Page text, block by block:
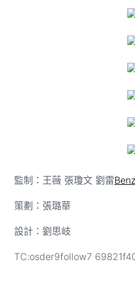
監制：王薇 張瓊文 劉雷
策劃：張璐華
設計：劉思岐
TC:osder9follow7